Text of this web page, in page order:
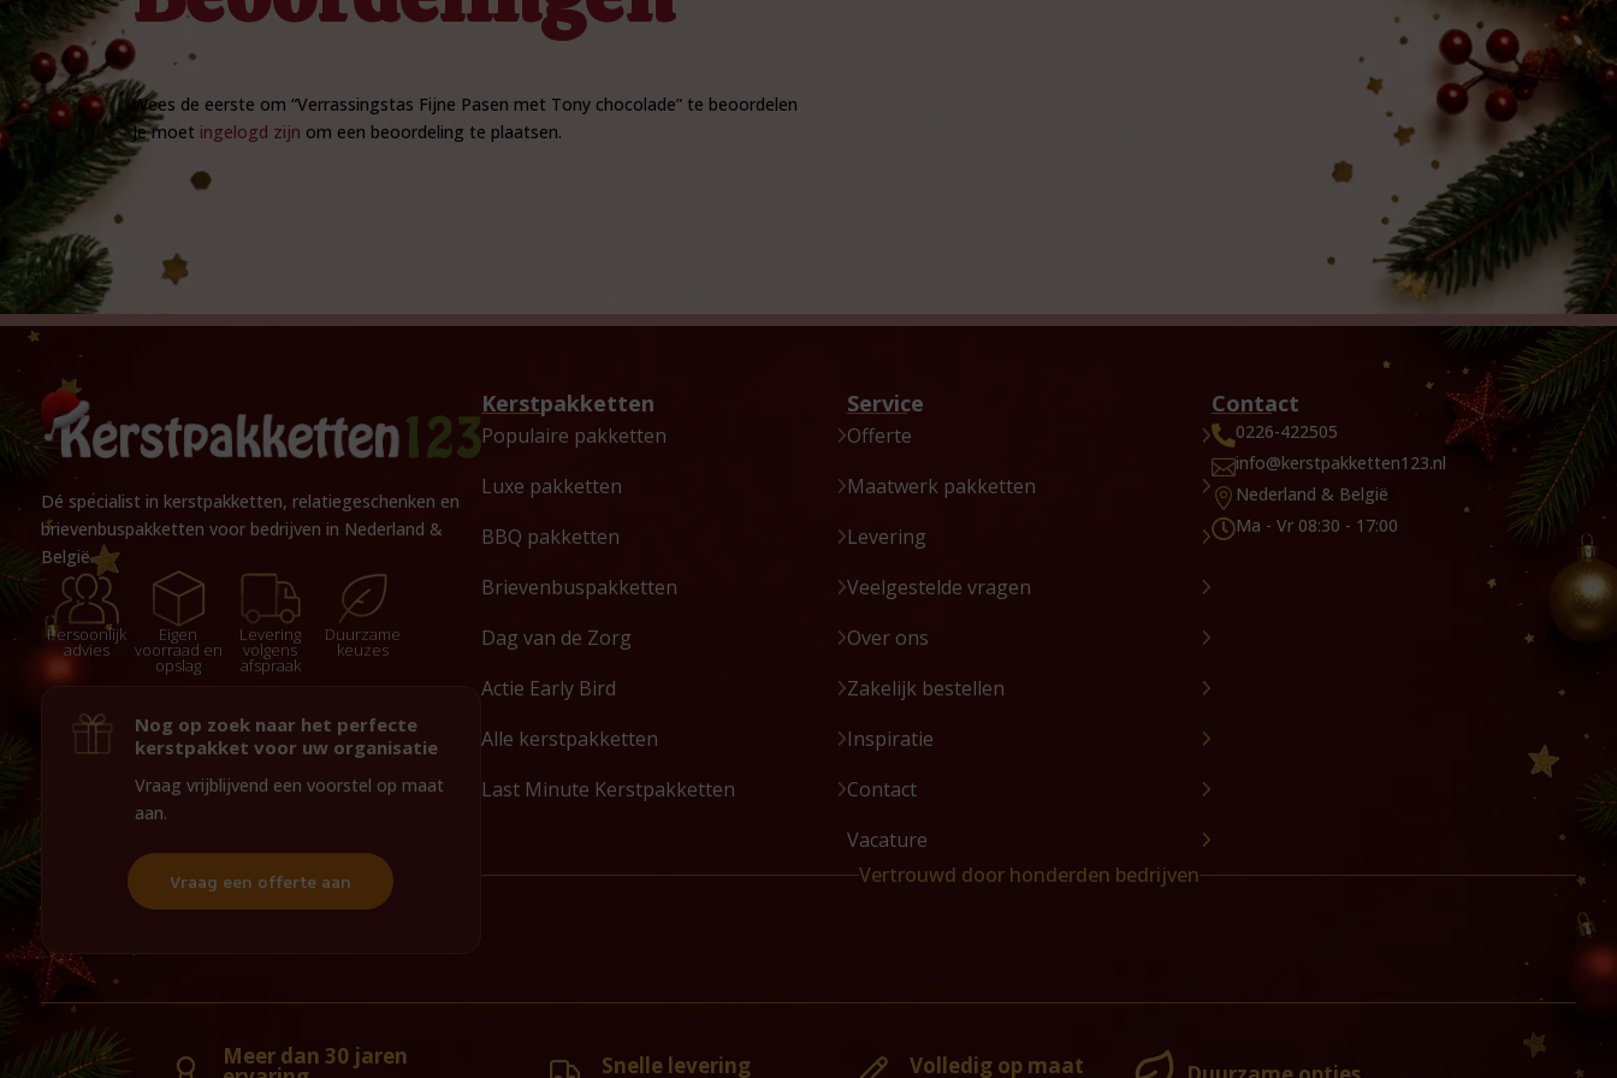
Wees de eerste om “Verrassingstas Fijne Pasen met Tony chocolade” te beoordelen
Je moet ingelogd zijn om een beoordeling te plaatsen.
Dé specialist in kerstpakketten, relatiegeschenken en
brievenbuspakketten voor bedrijven in Nederland &
België.
Persoonlijk
advies
Eigen
voorraad en
opslag
Levering
volgens
afspraak
Duurzame
keuzes
Nog op zoek naar het perfecte
kerstpakket voor uw organisatie
Vraag vrijblijvend een voorstel op maat
aan.
Vraag een offerte aan
Kerstpakketten
Populaire pakketten
Luxe pakketten
BBQ pakketten
Brievenbuspakketten
Dag van de Zorg
Actie Early Bird
Alle kerstpakketten
Last Minute Kerstpakketten
Service
Offerte
Maatwerk pakketten
Levering
Veelgestelde vragen
Over ons
Zakelijk bestellen
Inspiratie
Contact
Vacature
Contact
0226-422505
info@kerstpakketten123.nl
 Nederland & België
Ma - Vr 08:30 - 17:00
Vertrouwd door honderden bedrijven
Meer dan 30 jaren Snelle levering Volledig op maat